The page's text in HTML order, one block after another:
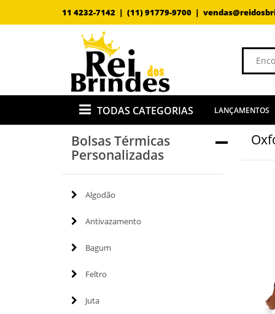
11 4232-7142 | (11) 91779-9700 |
TODAS CATEGORIAS LANÇAMENTOS
Bolsas Térmicas
Personalizadas
Algodão
Antivazamento
Bagum
Feltro
Juta